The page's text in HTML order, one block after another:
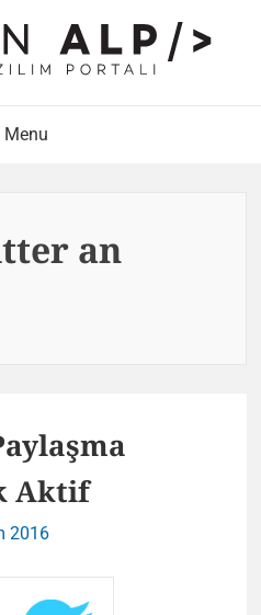
Kişisel Blog –
Portalı
Menu
an
Aktif
2016